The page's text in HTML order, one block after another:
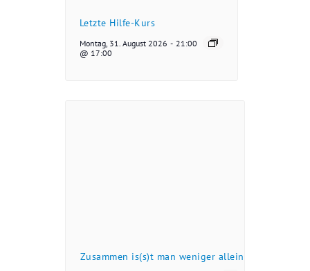
Letzte Hilfe-Kurs
Montag, 31. August 2026
@ 17:00
- 21:00
Zusammen is(s)t man weniger allein